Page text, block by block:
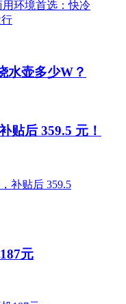
水壶多少W？
贴后 359.5 元！
元